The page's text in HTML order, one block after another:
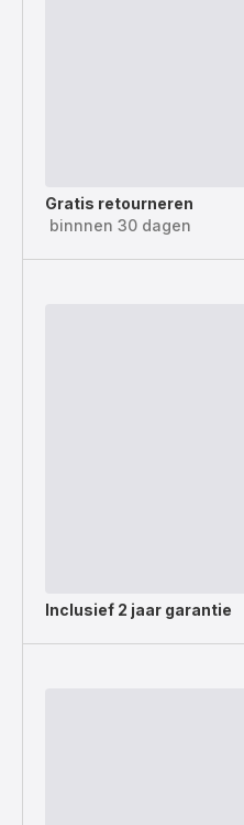
Gratis retourneren
binnnen 30 dagen
Inclusief 2 jaar garantie